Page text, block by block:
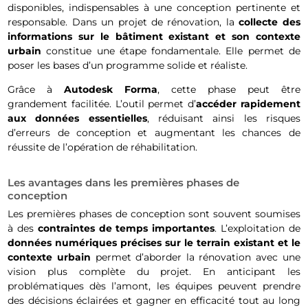
disponibles, indispensables à une conception pertinente et
responsable. Dans un projet de rénovation, lacollecte des
informations sur le bâtiment existant et son contexte
urbain constitue une étape fondamentale. Elle permet de
poser les bases d’un programme solide et réaliste.
Grâce àAutodesk Forma, cette phase peut être
grandement facilitée. L’outil permet d’accéder rapidement
aux données essentielles, réduisant ainsi les risques
d’erreurs de conception et augmentant les chances de
réussite de l’opération de réhabilitation.
Les avantages dans les premières phases de
conception
Les premières phases de conception sont souvent soumises
à des contraintes de temps importantes. L’exploitation de
données numériques précises sur le terrain existant et le
contexte urbain permet d’aborder la rénovation avec une
vision plus complète du projet. En anticipant les
problématiques dès l’amont, les équipes peuvent prendre
des décisions éclairées et gagner en efficacité tout au long